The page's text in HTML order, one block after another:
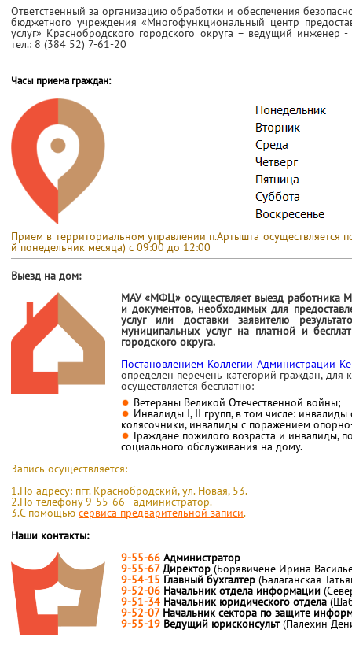
Ответственный за организацию обработки и обеспечения
бюджетного учреждения «Многофункциональный центр
услуг» Краснобродского городского округа – ведущий инженер
тел.: 8 (384 52) 7-61-20
Часы приема граждан:
Прием в территориальном управлении п.Артышта
й понедельник месяца) с 09:00 до 12:00
Выезд на дом:
МАУ «МФЦ» осуществляет выезд работника
и документов, необходимых для
услуг или доставки заявителю
муниципальных услуг на платной и
городского округа.
Постановлением Коллегии Администрации
определен перечень категорий граждан,
осуществляется бесплатно:
Ветераны Великой Отечественной войны;
Инвалиды I, II групп, в том числе:
колясочники, инвалиды с поражением
Граждане пожилого возраста и инвалиды,
социального обслуживания на дому.
Запись осуществляется:
1.По адресу: пгт. Краснобродский, ул. Новая, 53.
2.По телефону 9-55-66 - администратор.
3.С помощью сервиса предварительной записи.
Наши контакты:
9-55-66 Администратор
9-55-67Директор(Борявичене Ирина
9-54-15 Главный бухгалтер (Балаганская
9-52-06 Начальник отдела информации
9-51-34 Начальник юридического отдела
9-52-07 Начальник сектора по защите
9-55-19 Ведущий юрисконсульт (Палехин